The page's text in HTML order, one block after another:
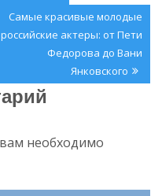
Next
Post:
Самые красивые молодые
российские актеры: от Пети
Федорова до Вани
Янковского
необходимо